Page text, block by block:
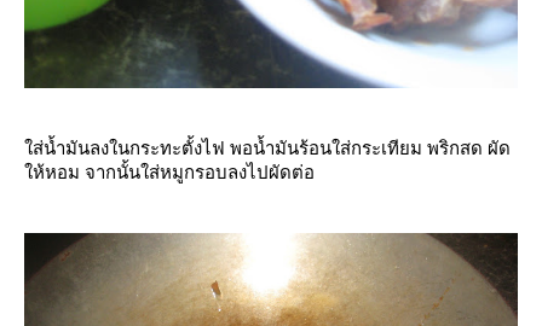
ส่น้ำมันลงในกระทะตั้งไฟ พอน้ำมันร้อนใส่กระเทียม พริกสด ผัด
ห้หอม จากนั้นใส่หมูกรอบลงไปผัดต่อ